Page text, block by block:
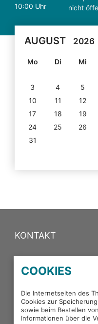
10:00 Uhr nicht
AUGUST 2026
Mo Di Mi
3
4 5
10
11 12
17
18 19
24
25 26
31
KONTAKT
PORTALE DES
EXTERNE LINKS
COOKIES
Die Internetseiten des
Cookies zur
sowie beim Bestellen
Informationen über die